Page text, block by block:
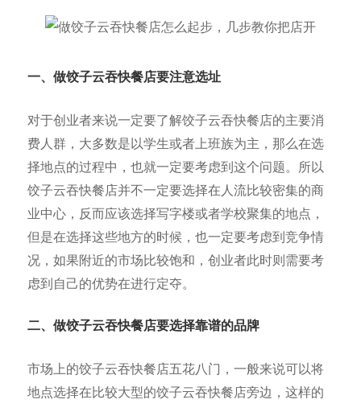
一、做饺子云吞快餐店要注意选址
对于创业者来说一定要了解饺子云吞快餐店的主要消
费人群，大多数是以学生或者上班族为主，那么在选
择地点的过程中，也就一定要考虑到这个问题。所以
饺子云吞快餐店并不一定要选择在人流比较密集的商
业中心，反而应该选择写字楼或者学校聚集的地点，
但是在选择这些地方的时候，也一定要考虑到竞争情
况，如果附近的市场比较饱和，创业者此时则需要考
虑到自己的优势在进行定夺。
二、做饺子云吞快餐店要选择靠谱的品牌
市场上的饺子云吞快餐店五花八门，一般来说可以将
地点选择在比较大型的饺子云吞快餐店旁边，这样的